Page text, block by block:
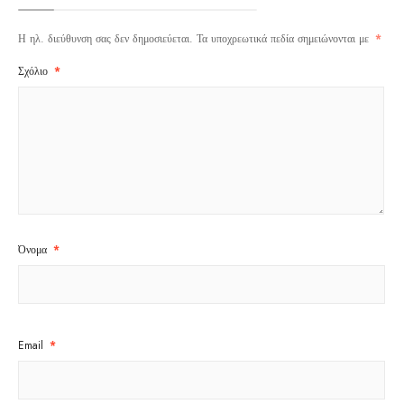
Η ηλ. διεύθυνση σας δεν δημοσιεύεται. Τα υποχρεωτικά πεδία σημειώνονται με *
Σχόλιο *
Όνομα *
Email *